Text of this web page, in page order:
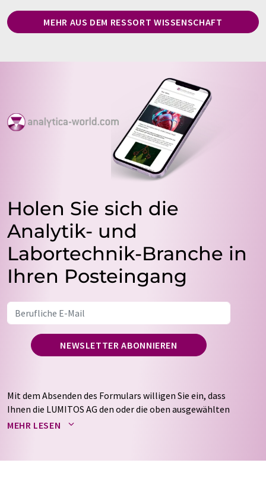
MEHR AUS DEM RESSORT WISSENSCHAFT
Holen Sie sich die
Analytik- und
Labortechnik-Branche in
Ihren Posteingang
NEWSLETTER ABONNIEREN
Mit dem Absenden des Formulars willigen Sie ein, dass
Ihnen die LUMITOS AG den oder die oben ausgewählten
Newsletter per E-Mail zusendet. Ihre Daten werden
auf Basis unsererDatenschutzerklärung. LUMITOS darf
MEHR LESEN